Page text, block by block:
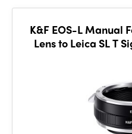
K&F EOS-L Manual
Lens to Leica SL T